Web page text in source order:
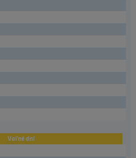
Voľné dni